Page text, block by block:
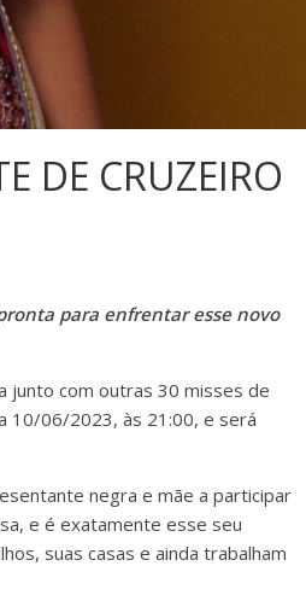
DE CRUZEIRO
para enfrentar esse novo
junto com outras 30 misses de
10/06/2023, às 21:00, e será
negra e mãe a participar
e é exatamente esse seu
suas casas e ainda trabalham